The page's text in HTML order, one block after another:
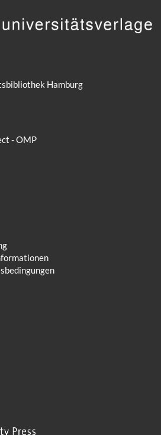
Hamburg
- OMP